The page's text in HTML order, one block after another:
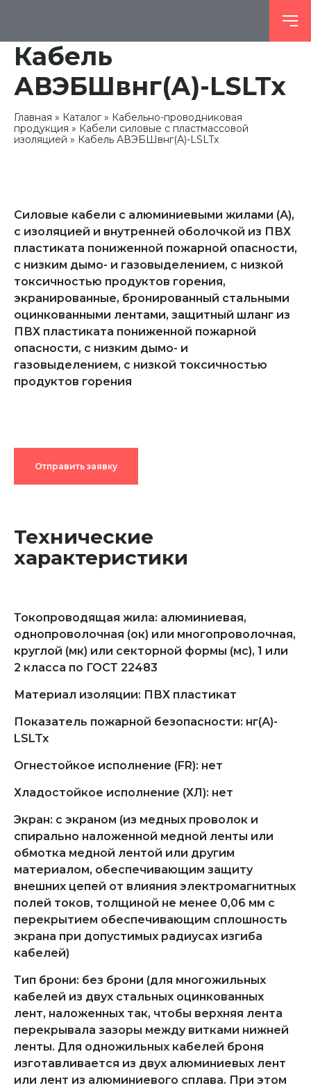
Кабель
АВЭБШвнг(А)-LSLTx
Главная Каталог
Кабельно-проводниковая
продукция
Кабели силовые с пластмассовой
изоляцией
Кабель АВЭБШвнг(А)-LSLTx
Силовые кабели с алюминиевыми жилами (А),
с изоляцией и внутренней оболочкой из ПВХ
пластиката пониженной пожарной опасности,
с низким дымо- и газовыделением, с низкой
токсичностью продуктов горения,
экранированные, бронированный стальными
оцинкованными лентами, защитный шланг из
ПВХ пластиката пониженной пожарной
опасности, с низким дымо- и
газовыделением, с низкой токсичностью
продуктов горения
Отправить заявку
Технические
характеристики
Токопроводящая жила: алюминиевая,
однопроволочная (ок) или многопроволочная,
круглой (мк) или секторной формы (мс), 1 или
2 класса по ГОСТ 22483
Материал изоляции: ПВХ пластикат
Показатель пожарной безопасности: нг(А)-
LSLTx
Огнестойкое исполнение (FR): нет
Хладостойкое исполнение (ХЛ): нет
Экран: с экраном (из медных проволок и
спирально наложенной медной ленты или
обмотка медной лентой или другим
материалом, обеспечивающим защиту
внешних цепей от влияния электромагнитных
полей токов, толщиной не менее 0,06 мм с
перекрытием обеспечивающим сплошность
экрана при допустимых радиусах изгиба
кабелей)
Тип брони: без брони (для многожильных
кабелей из двух стальных оцинкованных
лент, наложенных так, чтобы верхняя лента
перекрывала зазоры между витками нижней
ленты. Для одножильных кабелей броня
изготавливается из двух алюминиевых лент
или лент из алюминиевого сплава. При этом